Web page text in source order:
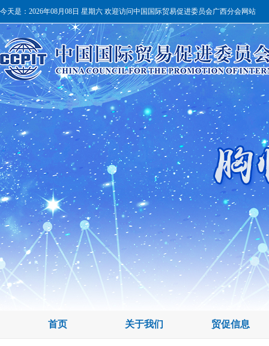
今天是： 2026年08月08日 星期六 欢迎访问中国国际贸易促进委员会广西分会网站
首页 关于我们 贸促信息